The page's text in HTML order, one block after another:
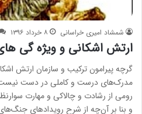
شمشاد امیری خراسانی ۸ خرداد ۱۳۹۶
ارتش اشکانی و ویژه گی
گرچه پیرامون ترکیب و سازمان ارتش
مدرک‌های درست و کاملی در دست
رومی از رشادت و چالاکی و مهارت
و بنا بر آن‌چه از شرح رویدادهای